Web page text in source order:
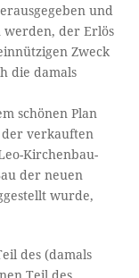
und
werden, der Erlös
Zweck
die damals
schönen Plan
der verkauften
Kirchenbau-
der neuen
wurde,
des (damals
Teil des